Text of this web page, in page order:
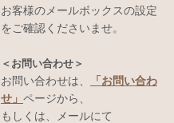
お客様のメールボックスの設定
をご確認くださいませ。
＜お問い合わせ＞
お問い合わせは、
「お問い合わ
せ」 ページから、
もしくは、メールにて